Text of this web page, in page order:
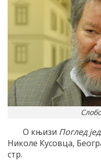
О књизи Поглед
Николе Кусовца,
стр.